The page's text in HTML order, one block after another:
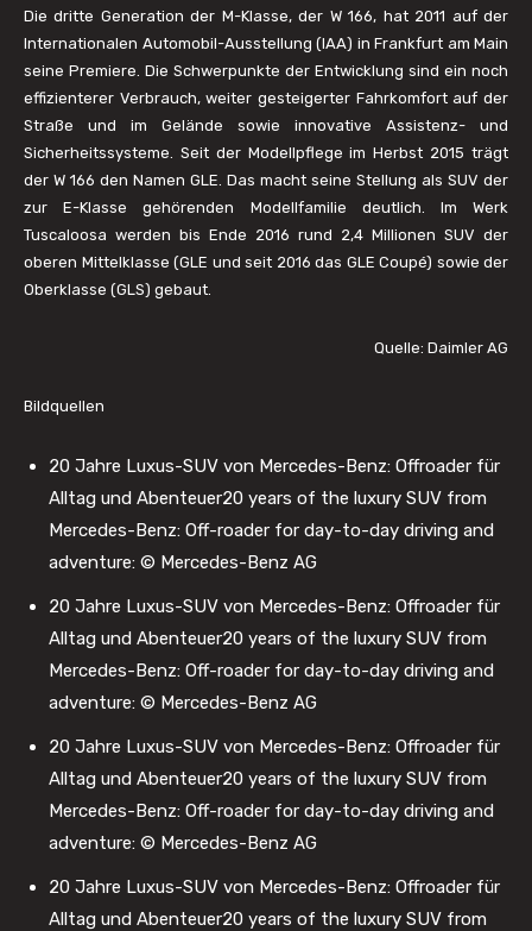
Die dritte Generation der M-Klasse, der W 166, hat 2011 auf der
Internationalen Automobil-Ausstellung (IAA) in Frankfurt am Main
seine Premiere. Die Schwerpunkte der Entwicklung sind ein noch
effizienterer Verbrauch, weiter gesteigerter Fahrkomfort auf der
Straße und im Gelände sowie innovative Assistenz- und
Sicherheitssysteme. Seit der Modellpflege im Herbst 2015 trägt
der W 166 den Namen GLE. Das macht seine Stellung als SUV der
zur E-Klasse gehörenden Modellfamilie deutlich. Im Werk
Tuscaloosa werden bis Ende 2016 rund 2,4 Millionen SUV der
oberen Mittelklasse (GLE und seit 2016 das GLE Coupé) sowie der
Oberklasse (GLS) gebaut.
Quelle: Daimler AG
Bildquellen
20 Jahre Luxus-SUV von Mercedes-Benz: Offroader für
Alltag und Abenteuer20 years of the luxury SUV from
Mercedes-Benz: Off-roader for day-to-day driving and
adventure: © Mercedes-Benz AG
20 Jahre Luxus-SUV von Mercedes-Benz: Offroader für
Alltag und Abenteuer20 years of the luxury SUV from
Mercedes-Benz: Off-roader for day-to-day driving and
adventure: © Mercedes-Benz AG
20 Jahre Luxus-SUV von Mercedes-Benz: Offroader für
Alltag und Abenteuer20 years of the luxury SUV from
Mercedes-Benz: Off-roader for day-to-day driving and
adventure: © Mercedes-Benz AG
20 Jahre Luxus-SUV von Mercedes-Benz: Offroader für
Alltag und Abenteuer20 years of the luxury SUV from